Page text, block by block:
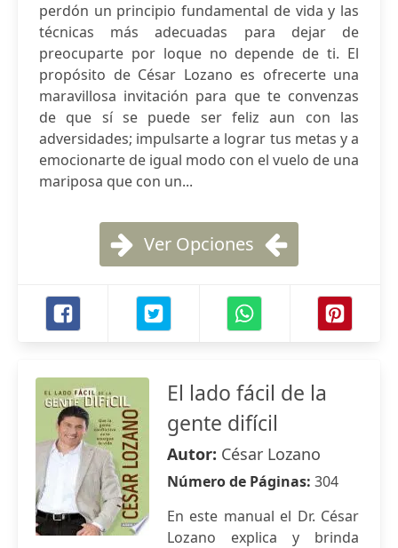
perdón un principio fundamental de vida y las
técnicas más adecuadas para dejar de
preocuparte por loque no depende de ti. El
propósito de César Lozano es ofrecerte una
maravillosa invitación para que te convenzas
de que sí se puede ser feliz aun con las
adversidades; impulsarte a lograr tus metas y a
emocionarte de igual modo con el vuelo de una
mariposa que con un...
Ver Opciones
El lado fácil de la
gente difícil
Autor: César Lozano
Número de Páginas: 304
En este manual el Dr. César
Lozano explica y brinda